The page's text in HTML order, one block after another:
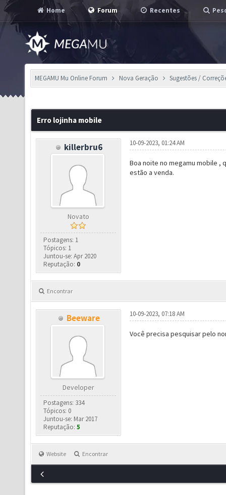
Home Forum Recentes
MEGAMU Mu Online Forum Nova Geração Sugestões /
Erro lojinha mobile
killerbru6
Novato
Postagens: 1
Tópicos: 1
Juntou-se: Apr 2020
Reputação: 0
10-09-2023, 01:24 AM
Boa noite no megamu mobile ,
estão a venda.
Encontrar
Beeware
Developer
Postagens: 334
Tópicos: 0
Juntou-se: Mar 2017
Reputação:5
10-09-2023, 07:18 AM
Você precisa pesquisar pelo
Website Encontrar